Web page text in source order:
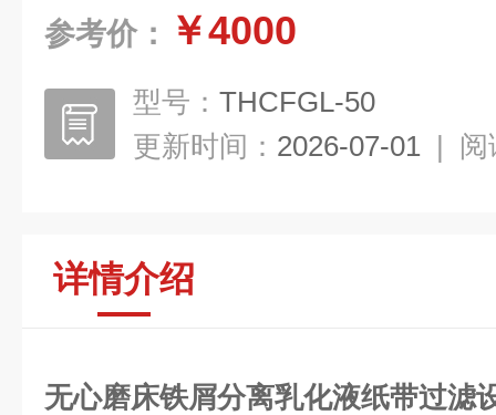
参考价： ￥4000
型号： THCFGL-50
更新时间： 2026-07-01 | 阅
详情介绍
无心磨床铁屑分离乳化液纸带过滤